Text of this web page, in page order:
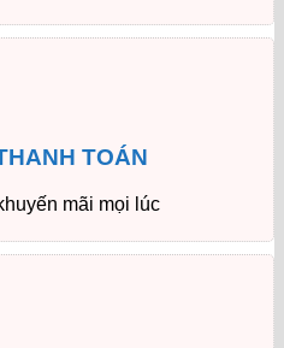
TOÁN
mãi mọi lúc